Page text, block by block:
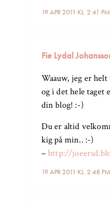
19 APR 2011 KL. 2:41 PM
Fie Lydal
19 APR 2011 KL. 2:48 PM
Waauw, jeg er
og i det hele taget
din blog! :-)
Du er altid
kig på min.. :-)
–http://